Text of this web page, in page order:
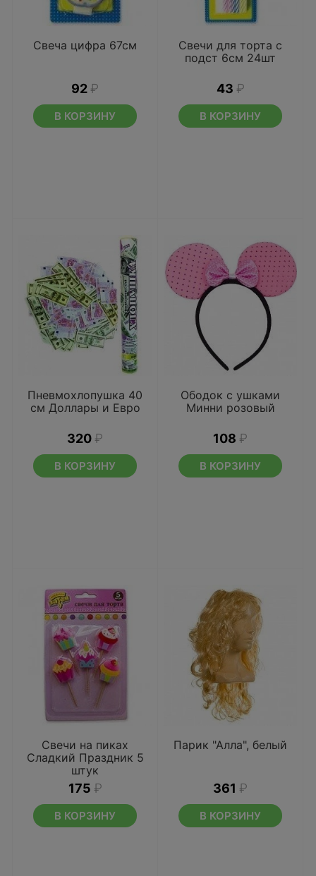
Свеча цифра 67см
92 ₽
В КОРЗИНУ
Свечи для торта с
подст 6см 24шт
43 ₽
В КОРЗИНУ
Пневмохлопушка 40
см Доллары и Евро
320 ₽
В КОРЗИНУ
Ободок с ушками
Минни розовый
108 ₽
В КОРЗИНУ
Свечи на пиках
Сладкий Праздник 5
штук
175 ₽
В КОРЗИНУ
Парик "Алла", белый
361 ₽
В КОРЗИНУ